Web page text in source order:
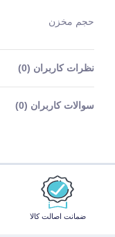
حجم مخزن
نظرات کاربران (0)
سوالات کاربران (0)
ضمانت اصالت کالا